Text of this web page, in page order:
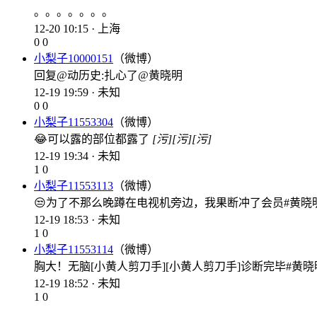
。。。。。。。
12-20 10:15 · 上海
0 0
小梨子10000151
（微博）
回复@动历史:扎心了@黄晓明
12-19 19:59 · 未知
0 0
小梨子11553304 （微博）
😂可以露的部位都露了 [污][污][污]
12-19 19:34 · 未知
1 0
小梨子11553113 （微博）
😒为了不那么晚蹲在电视机旁边，我果断冲了会员#黄晓
12-19 18:53 · 未知
1 0
小梨子11553114 （微博）
胸大！无脑[小黄人剪刀手][小黄人剪刀手]诊断完毕#黄晓
12-19 18:52 · 未知
1 0